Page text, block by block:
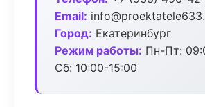
Email:
Город: Екатеринбург
Режим работы: Пн-Пт:
Сб: 10:00-15:00